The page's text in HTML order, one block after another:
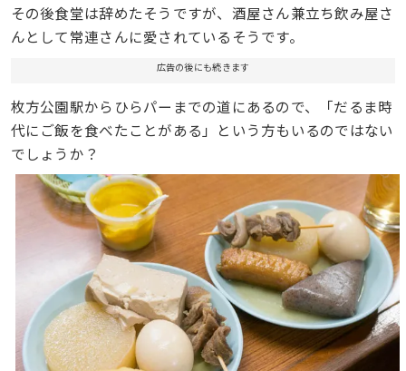
その後食堂は辞めたそうですが、酒屋さん兼立ち飲み屋さ
んとして常連さんに愛されているそうです。
広告の後にも続きます
枚方公園駅からひらパーまでの道にあるので、「だるま時
代にご飯を食べたことがある」という方もいるのではない
でしょうか？